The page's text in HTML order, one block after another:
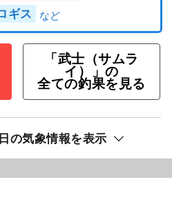
ギス
「武士（サムラ
イ）」の
全ての釣果を見る
の気象情報を表示